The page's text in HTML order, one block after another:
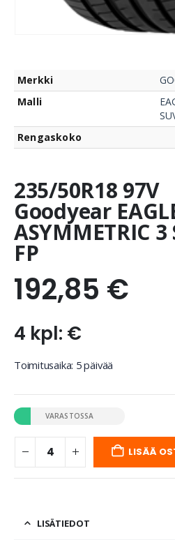
Merkki
Malli
Rengaskoko
235/50R18 97V
Goodyear
ASYMMETRIC 3
FP
192,85 €
4 kpl: €
Toimitusaika: 5 päivää
VARASTOSSA
LISÄÄ
LISÄTIEDOT